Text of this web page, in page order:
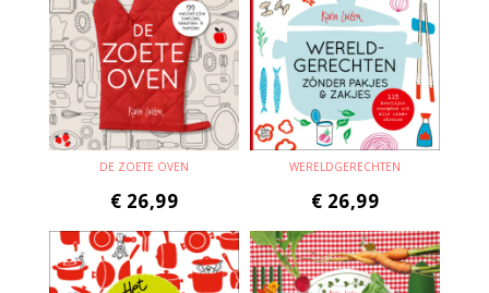
DE ZOETE OVEN
€ 26,99
WERELDGERECHTEN
€ 26,99